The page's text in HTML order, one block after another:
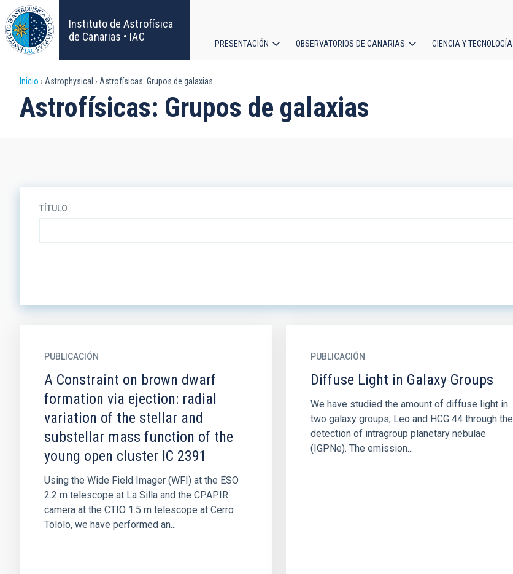
Pasar
al
contenido
principal
Instituto de Astrofísica
de Canarias • IAC
principal
PRESENTACIÓN OBSERVATORIOS DE CANARIAS CIENCIA Y TECNOLOGÍA
Sobrescribir
enlaces
Inicio Astrophysical Astrofísicas: Grupos de galaxias
Astrofísicas: Grupos de galaxias
TÍTULO
PUBLICACIÓN
A Constraint on brown dwarf
formation via ejection: radial
variation of the stellar and
substellar mass function of the
young open cluster IC 2391
Using the Wide Field Imager (WFI) at the ESO
2.2 m telescope at La Silla and the CPAPIR
camera at the CTIO 1.5 m telescope at Cerro
Tololo, we have performed an...
PUBLICACIÓN
Diffuse Light in Galaxy Groups
We have studied the amount of diffuse light in
two galaxy groups, Leo and HCG 44 through the
detection of intragroup planetary nebulae
(IGPNe). The emission...